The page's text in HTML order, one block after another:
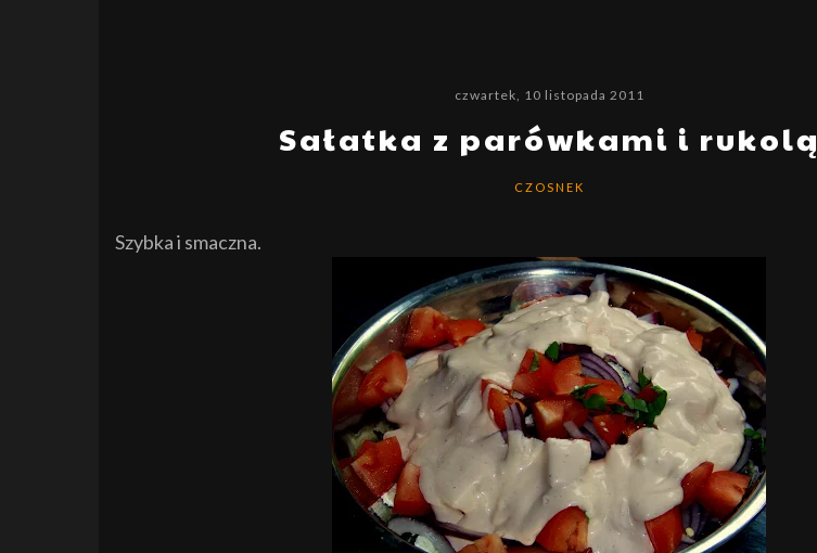
czwartek, 10 listopada 2011
Sałatka z parówkami i rukolą
CZOSNEK
Szybka i smaczna.